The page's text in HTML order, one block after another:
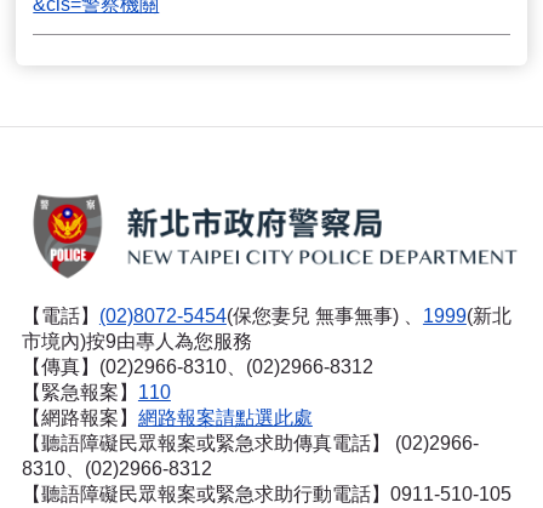
&cls=警察機關
【電話】 (02)8072-5454(保您妻兒 無事無事) 、 1999(新北
市境內)按9由專人為您服務
【傳真】(02)2966-8310、(02)2966-8312
【緊急報案】 110
【網路報案】 網路報案請點選此處
【聽語障礙民眾報案或緊急求助傳真電話】
(02)2966-
8310、(02)2966-8312
【聽語障礙民眾報案或緊急求助行動電話】0911-510-105